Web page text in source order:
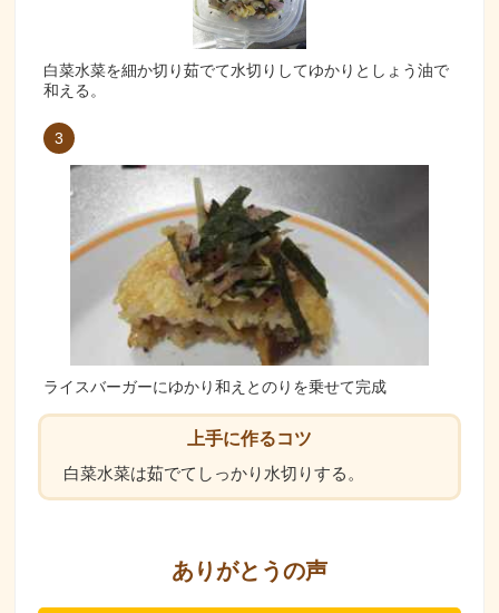
白菜水菜を細か切り茹でて水切りしてゆかりとしょう油で
和える。
3
ライスバーガーにゆかり和えとのりを乗せて完成
上手に作るコツ
白菜水菜は茹でてしっかり水切りする。
ありがとうの声